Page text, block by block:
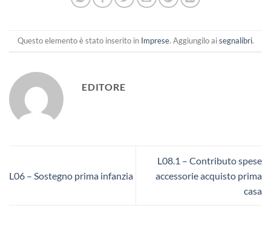
Questo elemento è stato inserito in Imprese. Aggiungilo aisegnalibri.
EDITORE
L06 – Sostegno prima infanzia
L08.1 – Contributo spese
accessorie acquisto prima
casa